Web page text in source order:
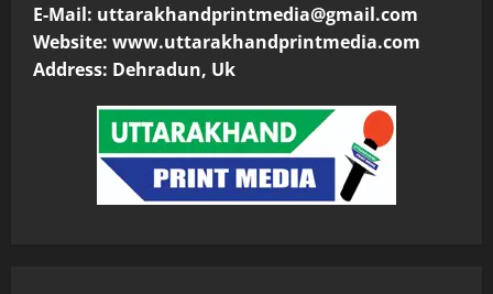
E-Mail: uttarakhandprintmedia@gmail.com
Website: www.uttarakhandprintmedia.com
Address: Dehradun, Uk